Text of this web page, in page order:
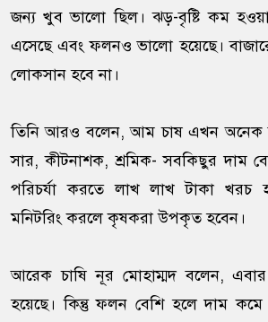
জন্য খুব ভালো ছিল। ঝড়-বৃষ্টি কম
এসেছে এবং ফলনও ভালো হয়েছে।
লোকসান হবে না।
তিনি আরও বলেন, আম চাষ এখন অনেক
সার, কীটনাশক, শ্রমিক- সবকিছুর দাম
পরিচর্যা করতে লাখ লাখ টাকা খরচ
মনিটরিং করলে কৃষকরা উপকৃত হবেন।
আরেক চাষি নূর মোহাম্মদ বলেন,
হয়েছে। কিন্তু ফলন বেশি হলে দাম